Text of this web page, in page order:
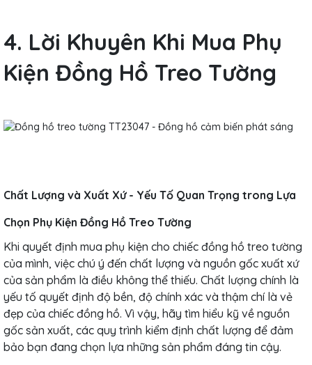
4. Lời Khuyên Khi Mua Phụ
Kiện Đồng Hồ Treo Tường
Chất Lượng và Xuất Xứ - Yếu Tố Quan Trọng trong Lựa
Chọn Phụ Kiện Đồng Hồ Treo Tường
Khi quyết định mua phụ kiện cho chiếc đồng hồ treo tường
của mình, việc chú ý đến chất lượng và nguồn gốc xuất xứ
của sản phẩm là điều không thể thiếu. Chất lượng chính là
yếu tố quyết định độ bền, độ chính xác và thậm chí là vẻ
đẹp của chiếc đồng hồ. Vì vậy, hãy tìm hiểu kỹ về nguồn
gốc sản xuất, các quy trình kiểm định chất lượng để đảm
bảo bạn đang chọn lựa những sản phẩm đáng tin cậy.